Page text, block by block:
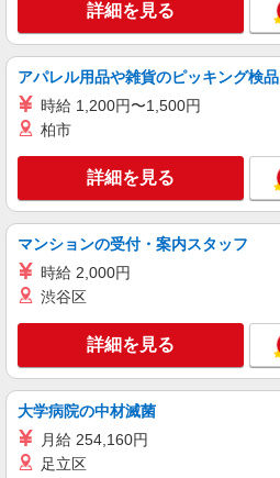
詳細を見る
アパレル用品や雑貨のピッキング検品
時給 1,200円〜1,500円
柏市
詳細を見る
マンションの受付・案内スタッフ
時給 2,000円
渋谷区
詳細を見る
大学病院の中材滅菌
月給 254,160円
足立区